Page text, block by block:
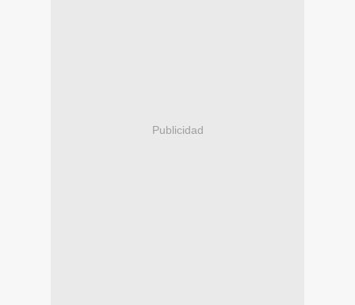
Publicidad